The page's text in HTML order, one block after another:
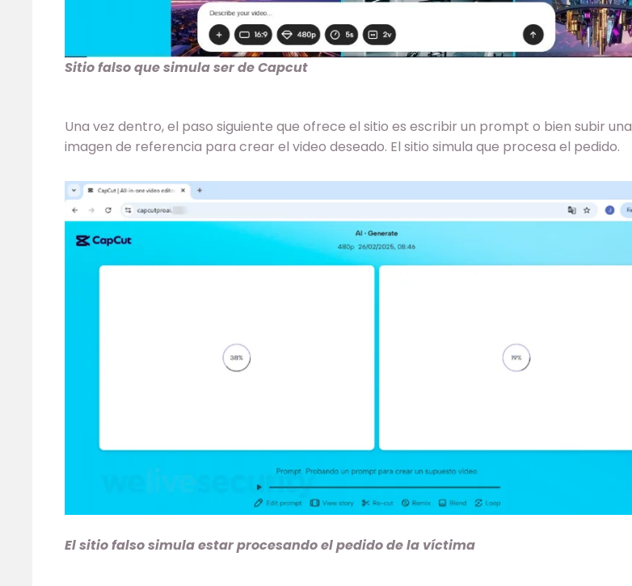
Sitio falso que simula ser de Capcut
Una vez dentro, el paso siguiente que ofrece el sitio es escribir un prompt o bien subir una
imagen de referencia para crear el video deseado. El sitio simula que procesa el pedido.
El sitio falso simula estar procesando el pedido de la víctima